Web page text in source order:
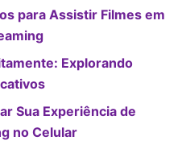
para Assistir Filmes em
Explorando
Sua Experiência de
no Celular